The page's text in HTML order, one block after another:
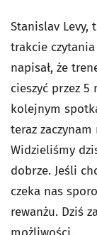
Stanislav Levy,
trakcie
napisał, że
cieszyć przez
kolejnym
teraz
Widzieliśmy
dobrze. Jeśli
czeka nas
rewanżu. Dziś